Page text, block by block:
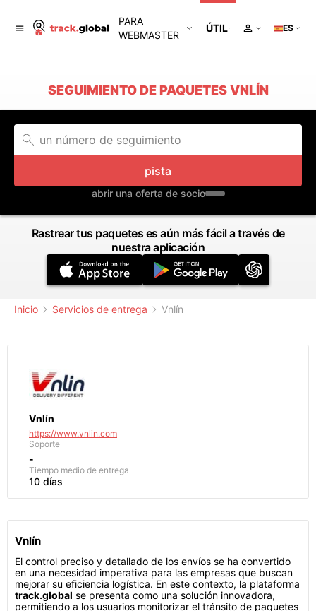
PARA
WEBMASTER
ÚTIL ES
SEGUIMIENTO DE PAQUETES VNLÍN
pista
abrir una oferta de socio
Rastrear tus paquetes es aún más fácil a través de
nuestra aplicación
Inicio Servicios de entrega Vnlín
Vnlín
https://www.vnlin.com
Soporte
-
Tiempo medio de entrega
10 días
Vnlín
El control preciso y detallado de los envíos se ha convertido
en una necesidad imperativa para las empresas que buscan
mejorar su eficiencia logística. En este contexto, la plataforma
track.global se presenta como una solución innovadora,
permitiendo a los usuarios monitorizar el tránsito de paquetes